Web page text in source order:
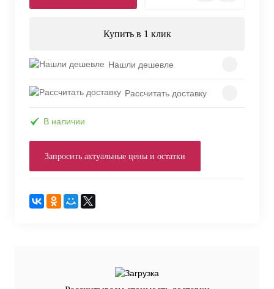
Купить в 1 клик
Нашли дешевле
Рассчитать доставку
В наличии
Запросить актуальные цены и остатки